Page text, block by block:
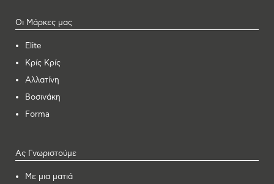
Οι Μάρκες μας
Elite
Κρίς Κρίς
Αλλατίνη
Βοσινάκη
Forma
Ας Γνωριστούμε
Με μια ματιά